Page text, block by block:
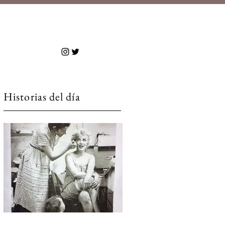
Historias del día